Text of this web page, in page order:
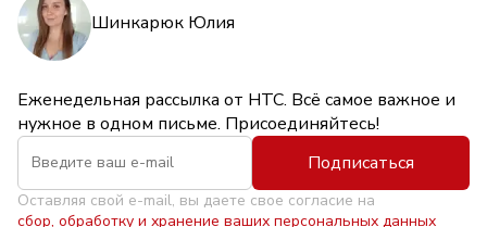
Шинкарюк Юлия
Еженедельная рассылка от НТС. Всё самое важное и
нужное в одном письме. Присоединяйтесь!
Подписаться
Оставляя свой e-mail, вы даете свое согласие на
сбор, обработку и хранение ваших персональных данных